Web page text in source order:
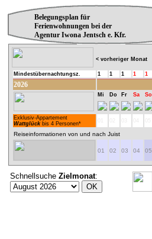
Belegungsplan für
Ferienwohnungen bei der
Agentur Iwona Jentsch e. Kfr.
< vorheriger Monat
Mindestübernachtungsz. 1 1 1 1 1
2026
Mi Do Fr Sa So
Exklusiv-Appartement
Wattglück bis 4 Personen*
Reiseinformationen von und nach Juist
01 02 03 04 05
Schnellsuche Zielmonat: